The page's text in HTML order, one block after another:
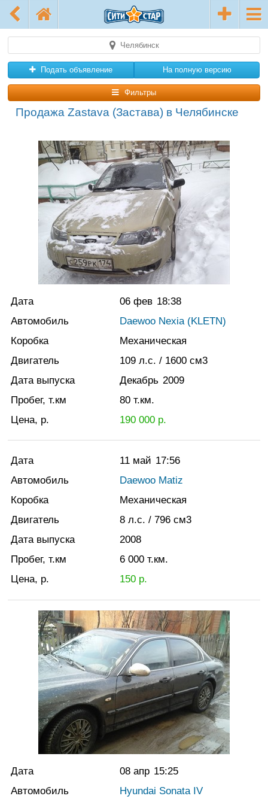
Челябинск
Подать объявление На полную версию
Фильтры
Продажа Zastava (Застава) в Челябинске
Дата 06 фев 18:38
Автомобиль
Daewoo Nexia (KLETN)
Коробка
Механическая
Двигатель
109 л.с. / 1600 см3
Дата выпуска
Декабрь 2009
Пробег, т.км
80 т.км.
Цена, р.
190 000р.
Дата 11 май 17:56
Автомобиль
Daewoo Matiz
Коробка
Механическая
Двигатель
8 л.с. / 796 см3
Дата выпуска
2008
Пробег, т.км
6 000 т.км.
Цена, р.
150р.
Дата 08 апр 15:25
Автомобиль
Hyundai Sonata IV